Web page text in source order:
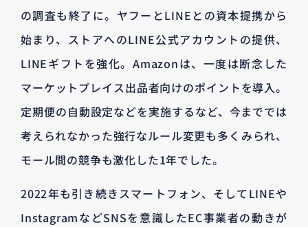
の調査も終了に。ヤフーとLINEとの資本提携から
始まり、ストアへのLINE公式アカウントの提供、
LINEギフトを強化。Amazonは、一度は断念した
マーケットプレイス出品者向けのポイントを導入。
定期便の自動設定などを実施するなど、今まででは
考えられなかった強行なルール変更も多くみられ、
モール間の競争も激化した1年でした。
2022年も引き続きスマートフォン、そしてLINEや
InstagramなどSNSを意識したEC事業者の動きが